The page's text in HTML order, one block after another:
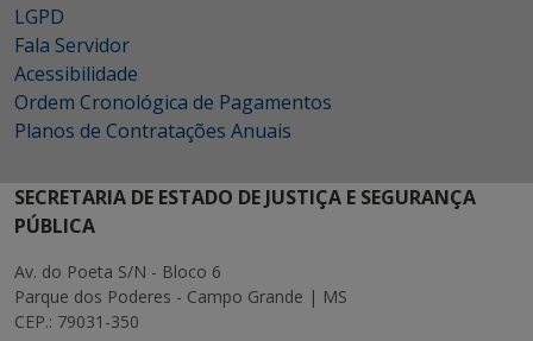
LGPD
Fala Servidor
Acessibilidade
Ordem Cronológica de Pagamentos
Planos de Contratações Anuais
SECRETARIA DE ESTADO DE JUSTIÇA E SEGURANÇA
PÚBLICA
Av. do Poeta S/N - Bloco 6
Parque dos Poderes - Campo Grande | MS
CEP.: 79031-350